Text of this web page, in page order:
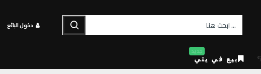
دخول البائع
بيع في يتي
جديد